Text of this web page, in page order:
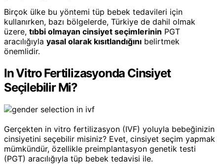
Birçok ülke bu yöntemi tüp bebek tedavileri için
kullanırken, bazı bölgelerde, Türkiye de dahil olmak
üzere, tıbbi olmayan cinsiyet seçimlerinin PGT
aracılığıyla yasal olarak kısıtlandığını belirtmek
önemlidir.
In Vitro Fertilizasyonda Cinsiyet
Seçilebilir Mi?
Gerçekten in vitro fertilizasyon (IVF) yoluyla bebeğinizin
cinsiyetini seçebilir misiniz? Evet, cinsiyet seçim yapmak
mümkündür, özellikle preimplantasyon genetik testi
(PGT) aracılığıyla tüp bebek tedavisi ile.